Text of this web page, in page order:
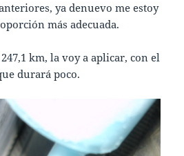
ya denuevo me estoy
más adecuada.
km, la voy a aplicar, con el
durará poco.